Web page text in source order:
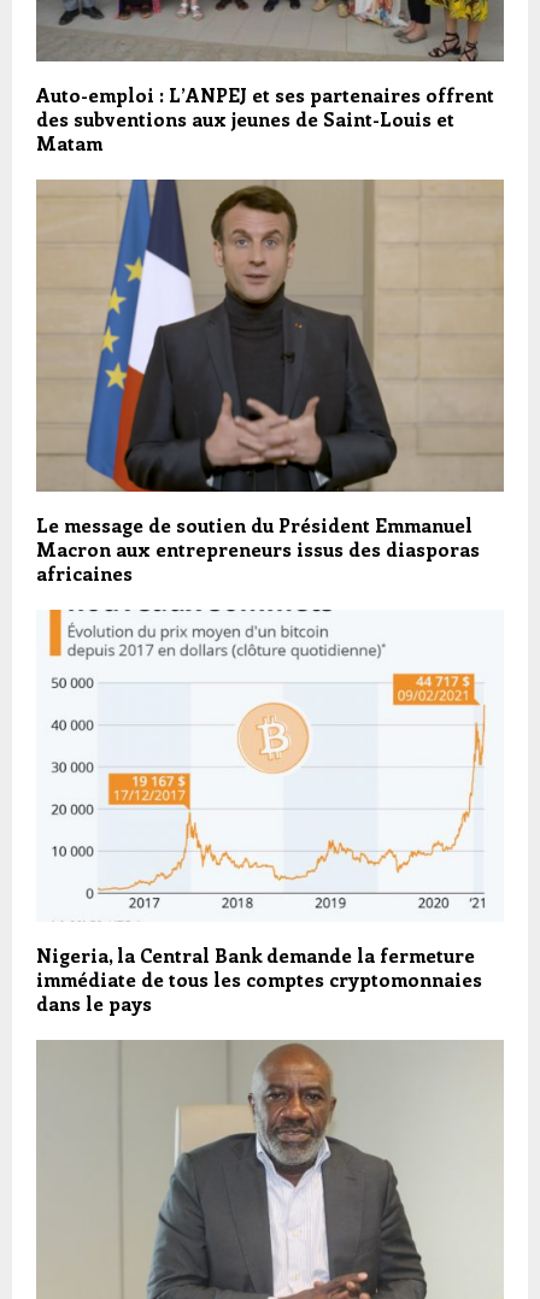
Auto-emploi : L’ANPEJ et ses partenaires offrent
des subventions aux jeunes de Saint-Louis et
Matam
Le message de soutien du Président Emmanuel
Macron aux entrepreneurs issus des diasporas
africaines
Nigeria, la Central Bank demande la fermeture
immédiate de tous les comptes cryptomonnaies
dans le pays